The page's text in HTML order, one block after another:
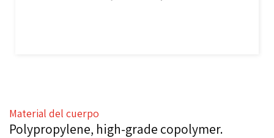
Material del cuerpo
Polypropylene, high-grade copolymer.